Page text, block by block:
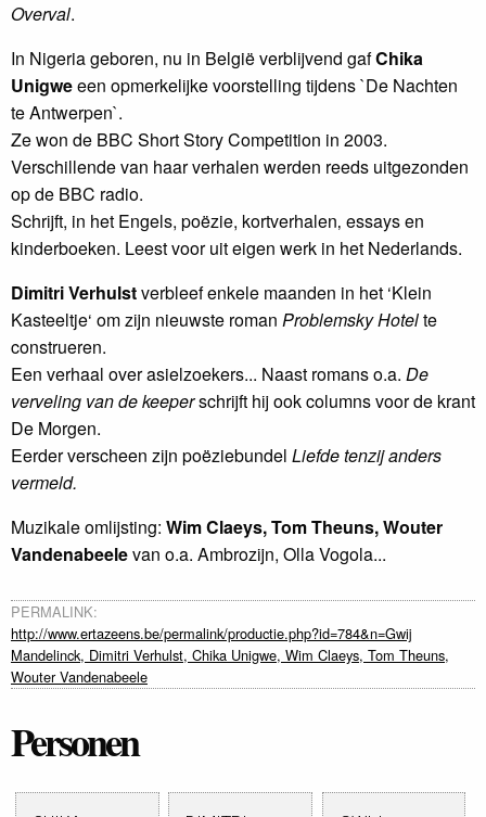
Overval.
In Nigeria geboren, nu in België verblijvend gafChika
Unigweeen opmerkelijke voorstelling tijdens `De Nachten
te Antwerpen`.
Ze won de BBC Short Story Competition in 2003.
Verschillende van haar verhalen werden reeds uitgezonden
op de BBC radio.
Schrijft, in het Engels, poëzie, kortverhalen‚ essays en
kinderboeken. Leest voor uit eigen werk in het Nederlands.
Dimitri Verhulstverbleef enkele maanden in het ‘Klein
Kasteeltje‘ om zijn nieuwste roman Problemsky Hotelte
construeren.
Een verhaal over asielzoekers... Naast romans o.a. De
verveling van de keeperschrijft hij ook columns voor de krant
De Morgen.
Eerder verscheen zijn poëziebundel Liefde tenzij anders
vermeld.
Muzikale omlijsting: Wim Claeys, Tom Theuns, Wouter
Vandenabeelevan o.a. Ambrozijn, Olla Vogola...
PERMALINK:
http://www.ertazeens.be/permalink/productie.php?id=784&n=Gwij
Mandelinck, Dimitri Verhulst, Chika Unigwe, Wim Claeys, Tom Theuns,
Wouter Vandenabeele
Personen